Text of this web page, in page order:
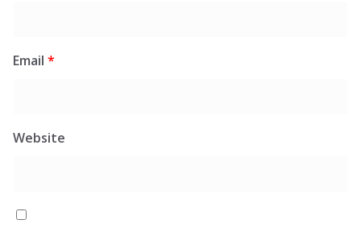
Email *
Website